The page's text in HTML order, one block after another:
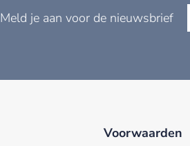
Meld je aan voor de nieuwsbrief
Voorwaarden